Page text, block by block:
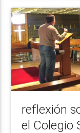
reflexión
el Colegio